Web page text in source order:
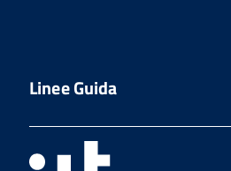
Linee Guida